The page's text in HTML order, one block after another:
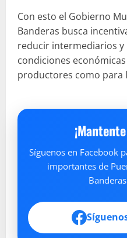
Con esto el Gobierno
Banderas busca
reducir intermediarios
condiciones
productores como para
Síguenos en Facebook
importantes de